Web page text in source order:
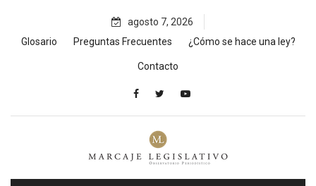
content
agosto 7, 2026
Glosario
Preguntas Frecuentes ¿Cómo se hace una ley?
Contacto